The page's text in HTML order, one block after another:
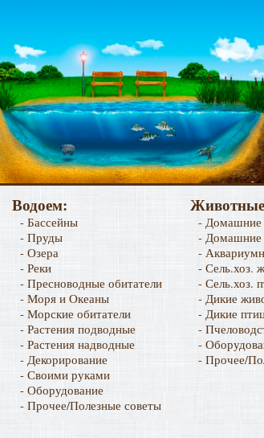
Водоем:
- Бассейны
- Пруды
- Озера
- Реки
- Пресноводные обитатели
- Моря и Океаны
- Морские обитатели
- Растения подводные
- Растения надводные
- Декорирование
- Своими руками
- Оборудование
- Прочее/Полезные советы
- Домашние
- Домашние
-
- Сель.хоз.
- Сель.хоз.
- Дикие
- Дикие
-
-
- Прочее/